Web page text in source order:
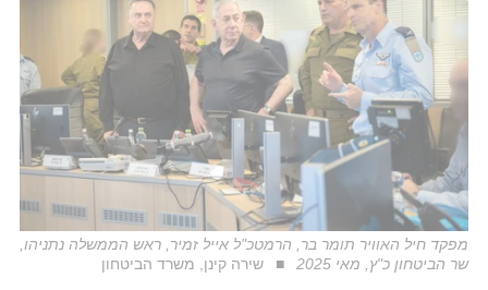
מפקד חיל האוויר תומר בר, הרמטכ"ל אייל זמיר, ראש הממשלה נתניהו,
שר הביטחון כ"ץ, מאי 2025
שירה קינן, משרד הביטחון